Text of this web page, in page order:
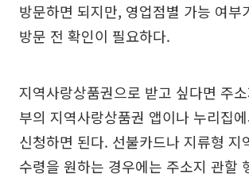
방문하면 되지만, 영업점별 가능 여부
방문 전 확인이 필요하다.
지역사랑상품권으로 받고 싶다면 주
부의 지역사랑상품권 앱이나 누리집
신청하면 된다. 선불카드나 지류형 지
수령을 원하는 경우에는 주소지 관할